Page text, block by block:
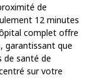
de
12 minutes
complet offre
garantissant que
de santé de
sur votre